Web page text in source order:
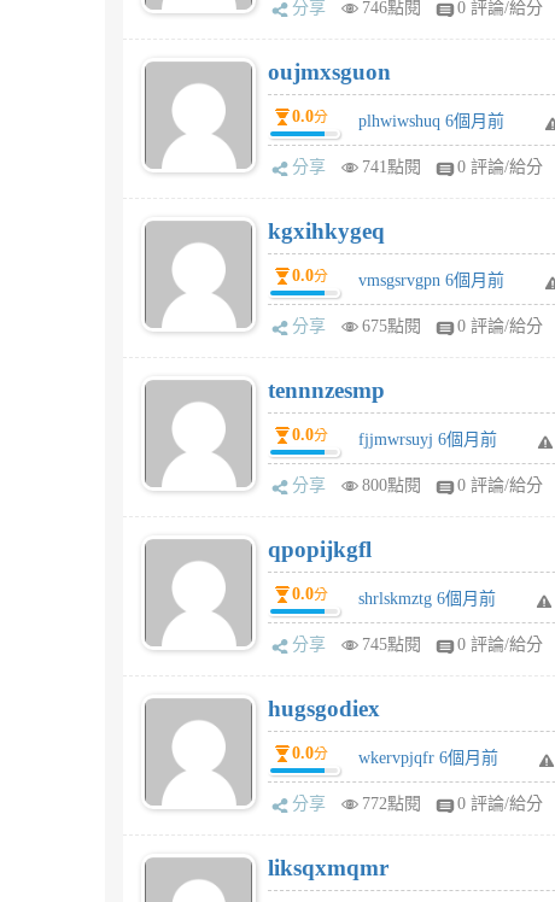
分享 746點閱 0 評論/給分
oujmxsguon
0.0分 plhwiwshuq 6個月前
分享 741點閱 0 評論/給分
kgxihkygeq
0.0分 vmsgsrvgpn 6個月前
分享 675點閱 0 評論/給分
tennnzesmp
0.0分 fjjmwrsuyj 6個月前
分享 800點閱 0 評論/給分
qpopijkgfl
0.0分 shrlskmztg 6個月前
分享 745點閱 0 評論/給分
hugsgodiex
0.0分 wkervpjqfr 6個月前
分享 772點閱 0 評論/給分
liksqxmqmr